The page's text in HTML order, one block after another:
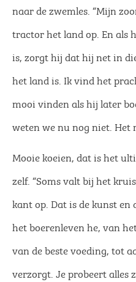
naar de zwemles. “Mijn
tractor het land op. En als
is, zorgt hij dat hij net in
het land is. Ik vind het
mooi vinden als hij later
weten we nu nog niet. Het
Mooie koeien, dat is het
zelf. “Soms valt bij het
kant op. Dat is de kunst
het boerenleven he, van
van de beste voeding, tot
verzorgt. Je probeert alles